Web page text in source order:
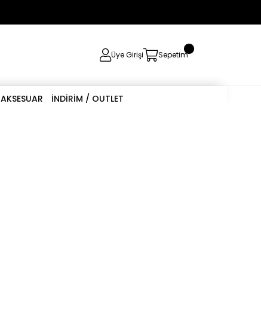
Üye Girişi Sepetim
AKSESUAR İNDİRİM / OUTLET